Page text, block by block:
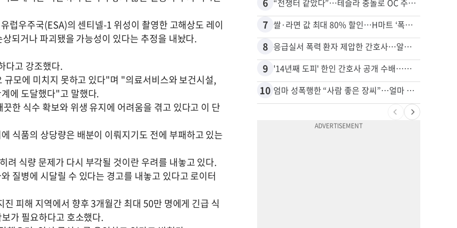
럽우주국(ESA)의 센티넬-1 위성이 촬영한 고해상도 레이
되거나 파괴됐을 가능성이 있다는 추정을 내놨다.
다고 강조했다.
모에 미치지 못하고 있다"며 "의료서비스와 보건시설,
에 도달했다"고 말했다.
한 식수 확보와 위생 유지에 어려움을 겪고 있다고 이 단
식품의 상당량은 배분이 이뤄지기도 전에 부패하고 있는
려 식량 문제가 다시 부각될 것이란 우려를 내놓고 있다.
질병에 시달릴 수 있다는 경고를 내놓고 있다고 로이터
피해 지역에서 향후 3개월간 최대 50만 명에게 긴급 식
가 필요하다고 호소했다.
“전쟁터 같았다”…테슬라 충돌로 OC 주택 4채 파손
7 쌀·라면 값 최대 80% 할인…H마트 ‘폭탄 세일’
8 응급실서 폭력 환자 제압한 간호사…알고 보니
9 '14년째 도피' 한인 간호사 공개 수배…메디케어 사기 유죄
10 엄마 성폭행한 “사람 좋은 장씨”…얼마 뒤 딸 배도 불러왔다